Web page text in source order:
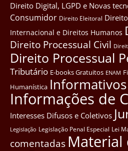
Direito Digital, LGPD e Novas
Consumidor Direito Eleitoral
Internacional e Direitos Humanos
Direito Processual Civil
Direito Processual
Tributário E-books Gratuitos ENAM
Humanística Informativos
Informações de
Interesses Difusos e Coletivos
Legislação Legislação Penal Especial Lei
comentadas Material